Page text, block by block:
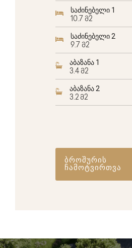
საძინებელი 1
10.7 მ2
საძინებელი 2
9.7 მ2
აბაზანა 1
3.4 მ2
აბაზანა 2
3.2 მ2
ბროშურის
ჩამოტვირთვა